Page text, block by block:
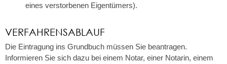
eines verstorbenen Eigentümers).
VERFAHRENSABLAUF
Die Eintragung ins Grundbuch müssen Sie beantragen.
Informieren Sie sich dazu bei einem Notar, einer Notarin, einem